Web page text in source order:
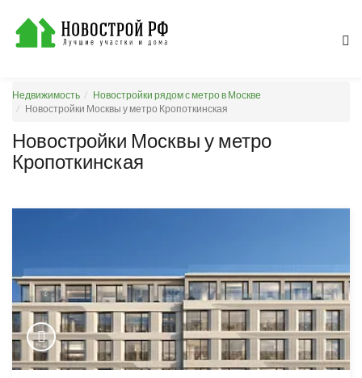
Недвижимость
Новостройки рядом с метро в Москве
Новостройки Москвы у метро Кропоткинская
Новостройки Москвы у метро
Кропоткинская